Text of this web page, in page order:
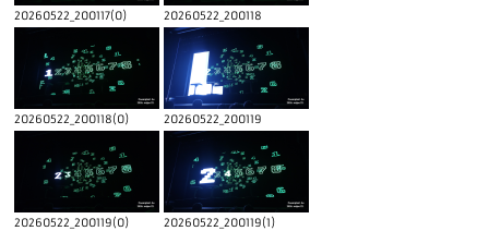
20260522_200117(0) 20260522_200118
20260522_200118(0) 20260522_200119
20260522_200119(0) 20260522_200119(1)